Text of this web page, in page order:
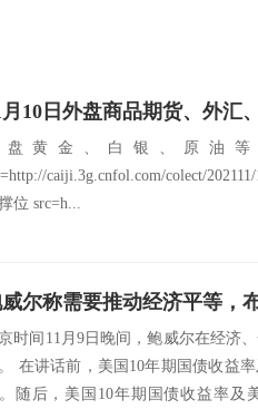
盘黄金、白银、原油
caiji.3g.cnfol.com/colect/
位 src=h...
时间11月9日晚间，鲍威尔在经济
在讲话前，美国10年期国债收益
随后，美国10年期国债收益率及